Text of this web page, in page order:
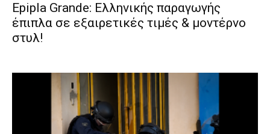
Epipla Grande: Ελληνικής παραγωγής
έπιπλα σε εξαιρετικές τιμές & μοντέρνο
στυλ!